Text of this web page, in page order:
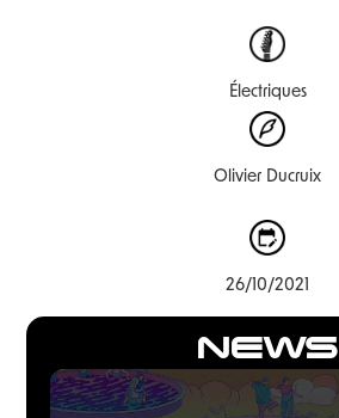
NEWS
Électriques
Olivier Ducruix
26/10/2021